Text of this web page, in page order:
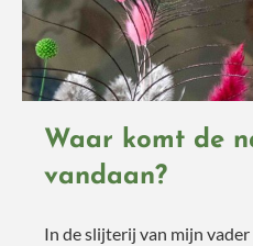
Waar komt de
vandaan?
In de slijterij van mijn